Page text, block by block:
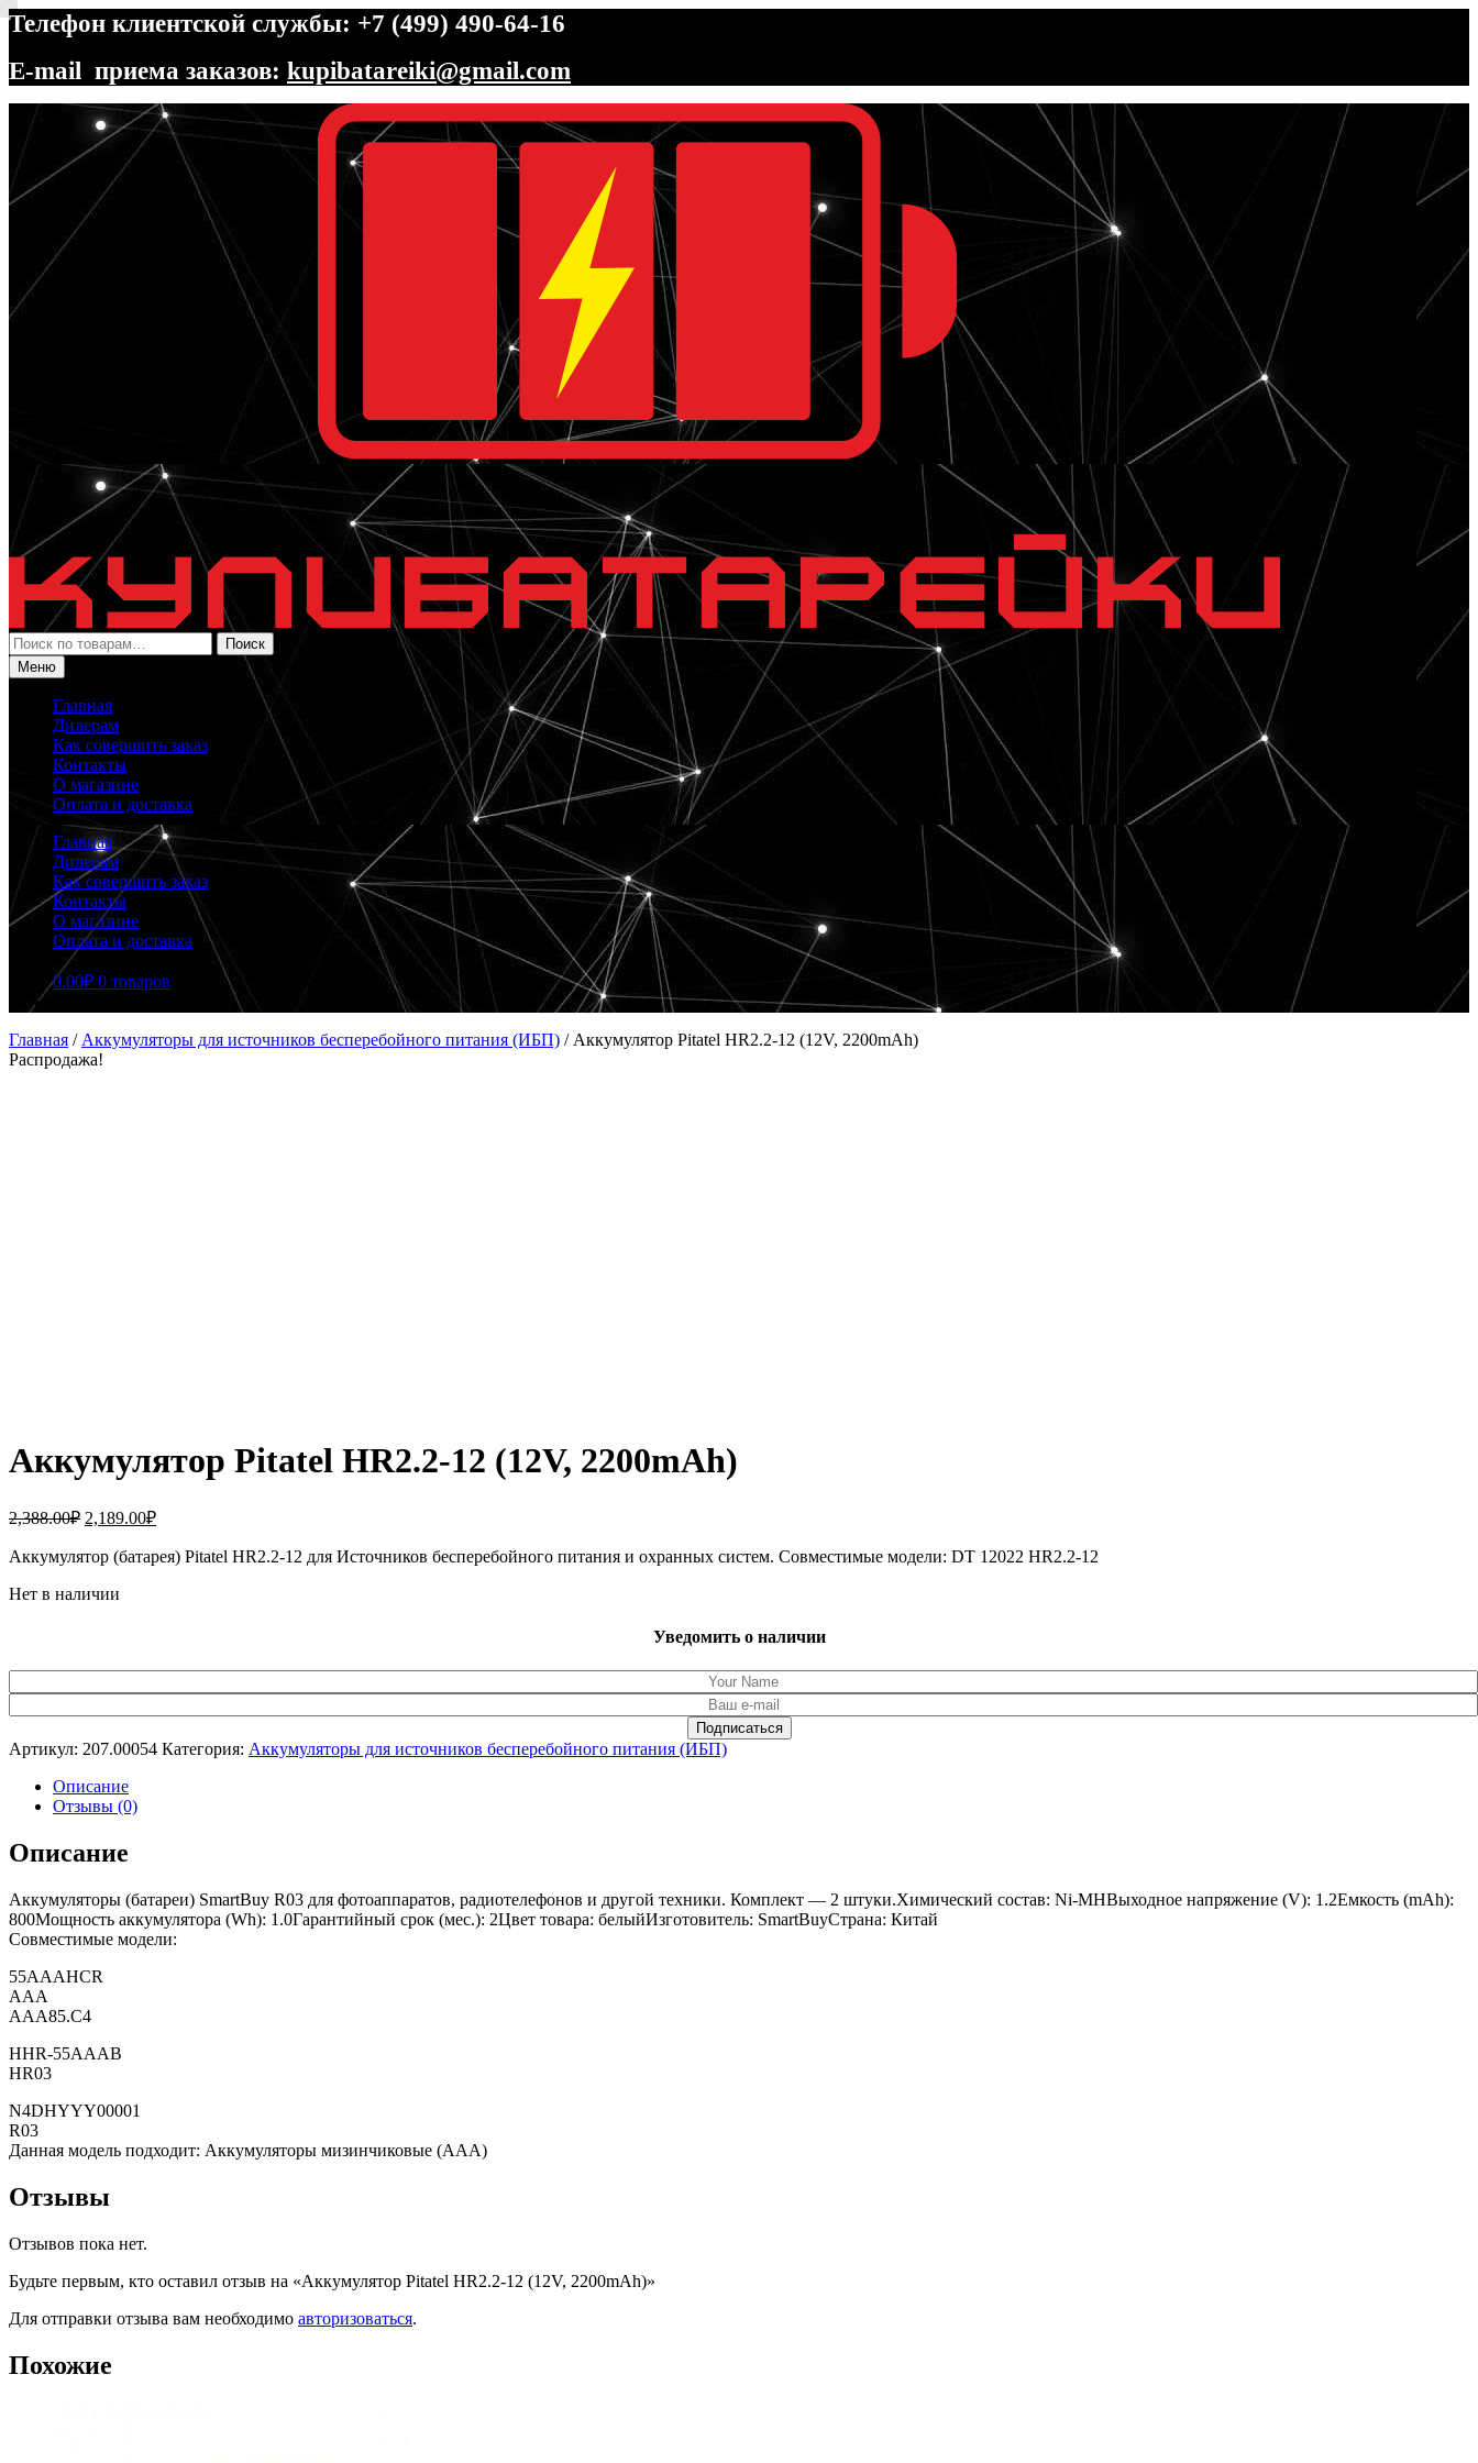
Телефон клиентской службы: +7 (499) 490-64-16
E-mail приема заказов: kupibatareiki@gmail.com
Перейти
навигации
Перейти
содержимому
Искать:
Поиск
Меню
Главная
Дилерам
Как совершить заказ
Контакты
О магазине
Оплата и доставка
Главная
Дилерам
Как совершить заказ
Контакты
О магазине
Оплата и доставка
0.00₽ 0 товаров
Главная / Аккумуляторы для источников бесперебойного питания (ИБП) / Аккумулятор Pitatel HR2.2-12 (12V, 2200mAh)
Распродажа!
Аккумулятор Pitatel HR2.2-12 (12V, 2200mAh)
2,388.00₽ Первоначальная
составляла
2,189.00₽Текущая
2,189.00₽.
Аккумулятор (батарея) Pitatel HR2.2-12 для Источников бесперебойного питания и охранных систем. Совместимые модели: DT 12022 HR2.2-12
Нет в наличии
Уведомить о наличии
Артикул: 207.00054 Категория: Аккумуляторы для источников бесперебойного питания (ИБП)
Описание
Отзывы (0)
Описание
Аккумуляторы (батареи) SmartBuy R03 для фотоаппаратов, радиотелефонов и другой техники. Комплект — 2 штуки.Химический состав: Ni-MHВыходное напряжение (V): 1.2Емкость (mAh):
800Мощность аккумулятора (Wh): 1.0Гарантийный срок (мес.): 2Цвет товара: белыйИзготовитель: SmartBuyСтрана: Китай
Совместимые модели:
55AAAHCR
AAA
AAA85.C4
HHR-55AAAB
HR03
N4DHYYY00001
R03
Данная модель подходит: Аккумуляторы мизинчиковые (AAA)
Отзывы
Отзывов пока нет.
Будьте первым, кто оставил отзыв на «Аккумулятор Pitatel HR2.2-12 (12V, 2200mAh)»
Для отправки отзыва вам необходимо авторизоваться.
Похожие